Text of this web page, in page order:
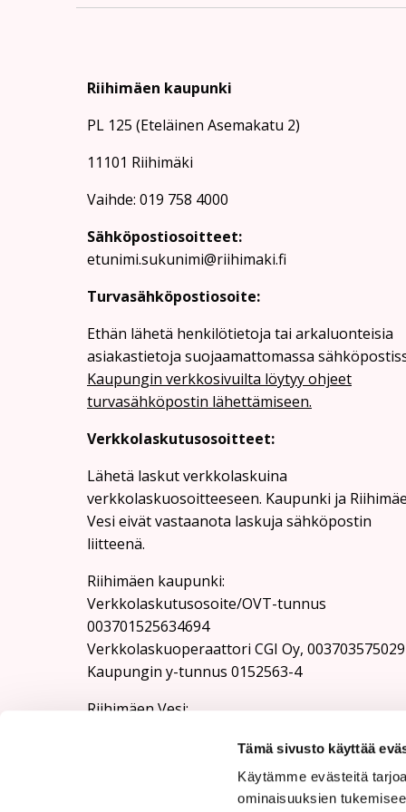
Tämä sivusto käyttää
Käytämme evästeitä
ominaisuuksien
Riihimäen kaupunki
PL 125 (Eteläinen Asemakatu 2)
11101 Riihimäki
Vaihde: 019 758 4000
Sähköpostiosoitteet:
etunimi.sukunimi@riihimaki.fi
Turvasähköpostiosoite:
Ethän lähetä henkilötietoja tai arkaluonteisia
asiakastietoja suojaamattomassa
Kaupungin verkkosivuilta löytyy ohjeet
turvasähköpostin lähettämiseen.
Verkkolaskutusosoitteet:
Lähetä laskut verkkolaskuina
verkkolaskuosoitteeseen. Kaupunki ja
Vesi eivät vastaanota laskuja sähköpostin
liitteenä.
Riihimäen kaupunki:
Verkkolaskutusosoite/OVT-tunnus
003701525634694
Verkkolaskuoperaattori CGI Oy, 003703575029
Kaupungin y-tunnus 0152563-4
Rii­hi­mäen Vesi:
Verkkolaskuoperaattori CGI Oy, 003703575029
Riihimäen Veden y-tunnus 0152563-4